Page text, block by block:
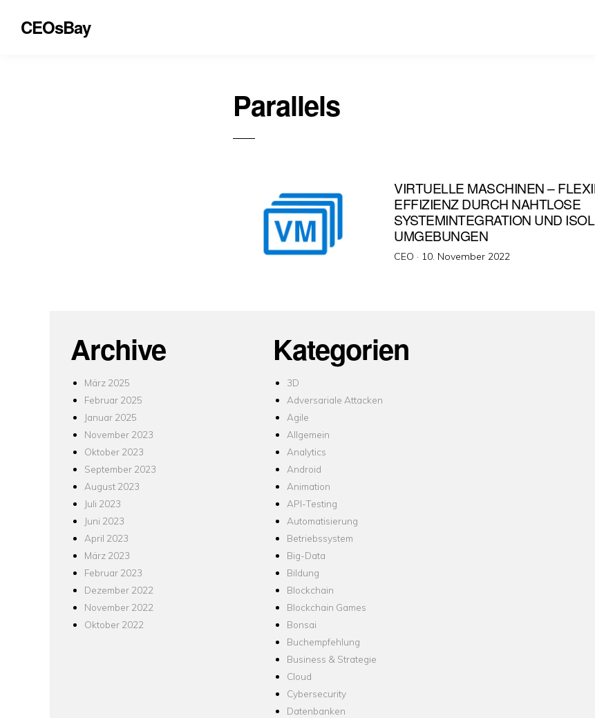
CEOsBay
Parallels
VIRTUELLE MASCHINEN –
EFFIZIENZ DURCH NAHTLOSE
SYSTEMINTEGRATION UND
UMGEBUNGEN
CEO · Veröffentlicht
10. November 2022
Archive
März 2025
Februar 2025
Januar 2025
November 2023
Oktober 2023
September 2023
August 2023
Juli 2023
Juni 2023
April 2023
März 2023
Februar 2023
Dezember 2022
November 2022
Oktober 2022
Kategorien
3D
Adversariale Attacken
Agile
Allgemein
Analytics
Android
Animation
API-Testing
Automatisierung
Betriebssystem
Big-Data
Bildung
Blockchain
Blockchain Games
Bonsai
Buchempfehlung
Business & Strategie
Cloud
Cybersecurity
Datenbanken